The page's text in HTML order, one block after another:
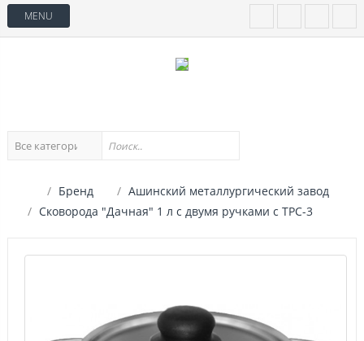
MENU
Бренд
Ашинский металлургический завод
Сковорода "Дачная" 1 л с двумя ручками с ТРС-3